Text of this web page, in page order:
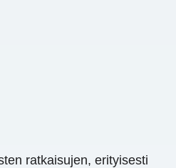
ratkaisujen, erityisesti